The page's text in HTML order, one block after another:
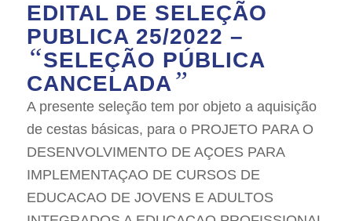
EDITAL DE SELEÇÃO
PUBLICA 25/2022 –
“SELEÇÃO PÚBLICA
CANCELADA ”
A presente seleção tem por objeto a aquisição
de cestas básicas, para o PROJETO PARA O
DESENVOLVIMENTO DE AÇOES PARA
IMPLEMENTAÇAO DE CURSOS DE
EDUCACAO DE JOVENS E ADULTOS